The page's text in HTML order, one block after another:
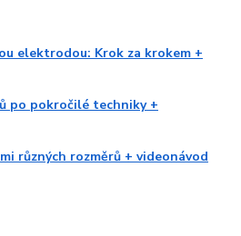
elektrodou: Krok za krokem +
po pokročilé techniky +
různých rozměrů + videonávod